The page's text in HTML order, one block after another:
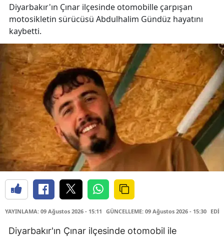
Diyarbakır'ın Çınar ilçesinde otomobille çarpışan
motosikletin sürücüsü Abdulhalim Gündüz hayatını
kaybetti.
YAYINLAMA: 09 Ağustos 2026 - 15:11 GÜNCELLEME: 09 Ağustos 2026 - 15:30
Diyarbakır'ın Çınar ilçesinde otomobil ile